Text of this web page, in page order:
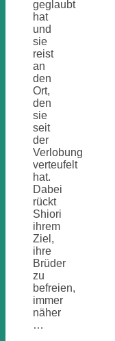
geglaubt
hat
und
sie
reist
an
den
Ort,
den
sie
seit
der
Verlobung
verteufelt
hat.
Dabei
rückt
Shiori
ihrem
Ziel,
ihre
Brüder
zu
befreien,
immer
näher
…